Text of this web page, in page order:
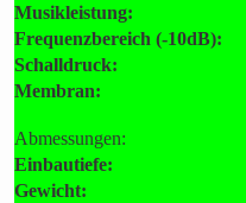
Musikleistung:
Frequenzbereich (-10dB):
Schalldruck:
Membran:
Abmessungen:
Einbautiefe:
Gewicht: